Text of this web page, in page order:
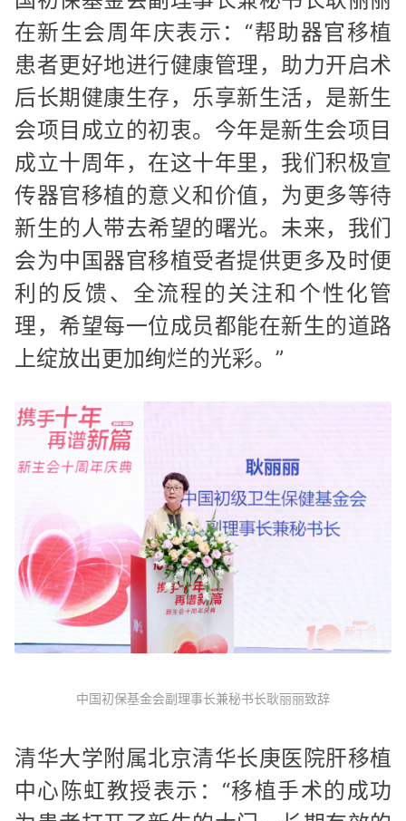
在新生会周年庆表示：“帮助器官移植
患者更好地进行健康管理，助力开启术
后长期健康生存，乐享新生活，是新生
会项目成立的初衷。今年是新生会项目
成立十周年，在这十年里，我们积极宣
传器官移植的意义和价值，为更多等待
新生的人带去希望的曙光。未来，我们
会为中国器官移植受者提供更多及时便
利的反馈、全流程的关注和个性化管
理，希望每一位成员都能在新生的道路
上绽放出更加绚烂的光彩。”
中国初保基金会副理事长兼秘书长耿丽丽致辞
清华大学附属北京清华长庚医院肝移植
中心陈虹教授表示：“移植手术的成功